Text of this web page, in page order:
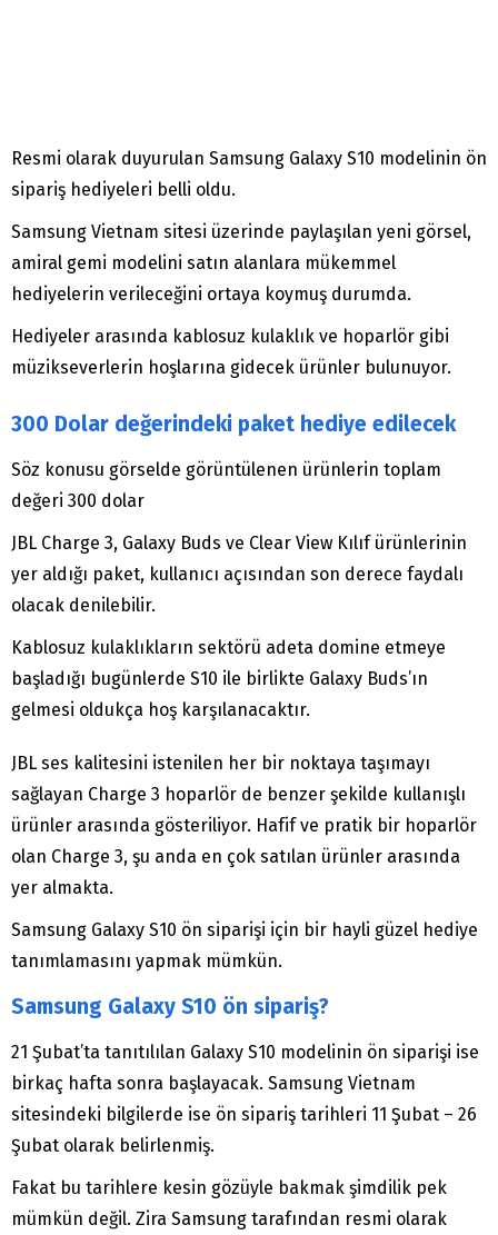
Resmi olarak duyurulan Samsung Galaxy S10 modelinin ön
sipariş hediyeleri belli oldu.
Samsung Vietnam sitesi üzerinde paylaşılan yeni görsel,
amiral gemi modelini satın alanlara mükemmel
hediyelerin verileceğini ortaya koymuş durumda.
Hediyeler arasında kablosuz kulaklık ve hoparlör gibi
müzikseverlerin hoşlarına gidecek ürünler bulunuyor.
300 Dolar değerindeki paket hediye edilecek
Söz konusu görselde görüntülenen ürünlerin toplam
değeri 300 dolar
JBL Charge 3, Galaxy Buds ve Clear View Kılıf ürünlerinin
yer aldığı paket, kullanıcı açısından son derece faydalı
olacak denilebilir.
Kablosuz kulaklıkların sektörü adeta domine etmeye
başladığı bugünlerde S10 ile birlikte Galaxy Buds’ın
gelmesi oldukça hoş karşılanacaktır.
JBL ses kalitesini istenilen her bir noktaya taşımayı
sağlayan Charge 3 hoparlör de benzer şekilde kullanışlı
ürünler arasında gösteriliyor. Hafif ve pratik bir hoparlör
olan Charge 3, şu anda en çok satılan ürünler arasında
yer almakta.
Samsung Galaxy S10 ön siparişi için bir hayli güzel hediye
tanımlamasını yapmak mümkün.
Samsung Galaxy S10 ön sipariş?
21 Şubat’ta tanıtılılan Galaxy S10 modelinin ön siparişi ise
birkaç hafta sonra başlayacak. Samsung Vietnam
sitesindeki bilgilerde ise ön sipariş tarihleri 11 Şubat – 26
Şubat olarak belirlenmiş.
Fakat bu tarihlere kesin gözüyle bakmak şimdilik pek
mümkün değil. Zira Samsung tarafından resmi olarak